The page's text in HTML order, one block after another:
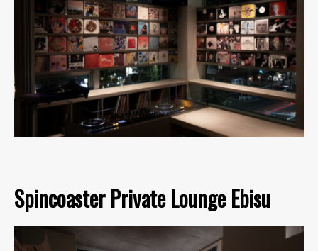
Spincoaster Private Lounge Ebisu